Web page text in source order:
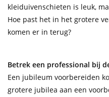
kleiduivenschieten is leuk,
Hoe past het in het grotere
komen er in terug?
Betrek een professional bij
Een jubileum voorbereiden
grotere jubilea aan een